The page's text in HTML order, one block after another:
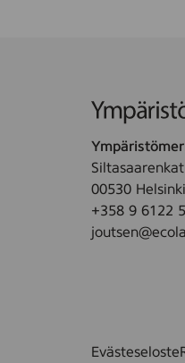
00530 Helsinki
+358 9 6122
Evästeseloste